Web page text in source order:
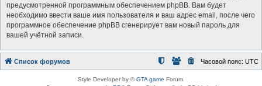
предусмотренной программным обеспечением phpBB. Вам будет
необходимо ввести ваше имя пользователя и ваш адрес email, после чего
программное обеспечение phpBB сгенерирует вам новый пароль для
вашей учётной записи.
Список форумов Часовой пояс: UTC
Style Developer by ©GTA game Forum.